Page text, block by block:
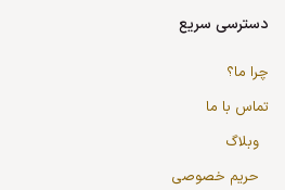
دسترسی سریع
چرا ما؟
تماس با ما
وبلاگ
حریم خصوصی